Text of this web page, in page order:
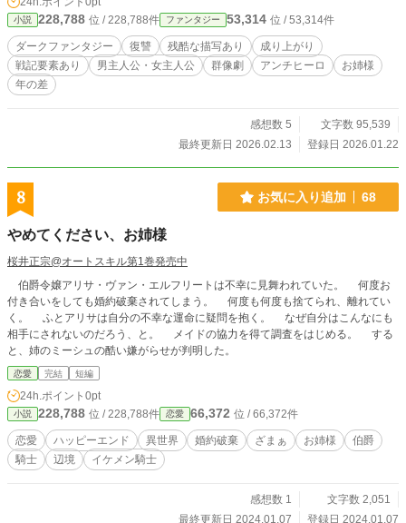
小説 228,788 位 / 228,788件 ファンタジー 53,314 位 / 53,314件
ダークファンタジー 復讐 残酷な描写あり
成り上がり
戦記要素あり
男主人公・女主人公 群像劇 アンチヒーロ
お姉様
年の差
感想数 5
文字数 95,539
最終更新日 2026.02.13
登録日 2026.01.22
8 お気に入り追加 68
やめてください、お姉様
桜井正宗@オートスキル第1巻発売中
伯爵令嬢アリサ・ヴァン・エルフリートは不幸に見舞われていた。 何度お
付き合いをしても婚約破棄されてしまう。 何度も何度も捨てられ、離れてい
く。 ふとアリサは自分の不幸な運命に疑問を抱く。 なぜ自分はこんなにも
相手にされないのだろう、と。 メイドの協力を得て調査をはじめる。 する
と、姉のミーシュの酷い嫌がらせが判明した。
恋愛 完結 短編
24h.ポイント 0pt
小説 228,788 位 / 228,788件 恋愛 66,372 位 / 66,372件
恋愛 ハッピーエンド 異世界 婚約破棄 ざまぁ お姉様
伯爵
騎士
辺境 イケメン騎士
感想数 1
文字数 2,051
最終更新日 2024.01.07
登録日 2024.01.07